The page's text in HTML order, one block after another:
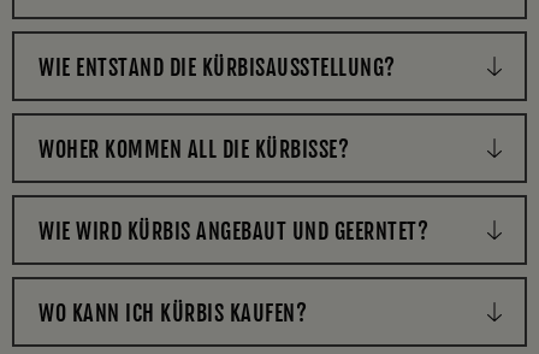
WIE ENTSTAND DIE KÜRBISAUSSTELLUNG?
WOHER KOMMEN ALL DIE KÜRBISSE?
WIE WIRD KÜRBIS ANGEBAUT UND GEERNTET?
WO KANN ICH KÜRBIS KAUFEN?